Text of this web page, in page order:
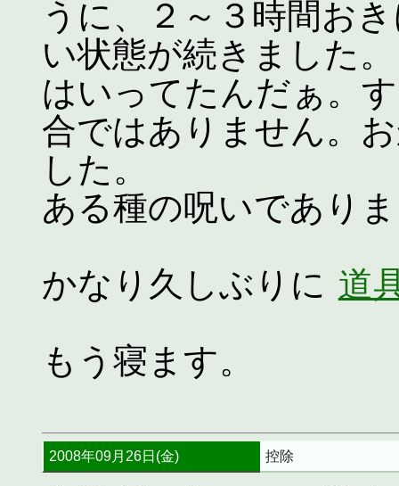
うに、２～３時間お
い状態が続きました
はいってたんだぁ。
合ではありません。
した。
ある種の呪いであり
かなり久しぶりに 道
もう寝ます。
2008年09月26日(金) 控除